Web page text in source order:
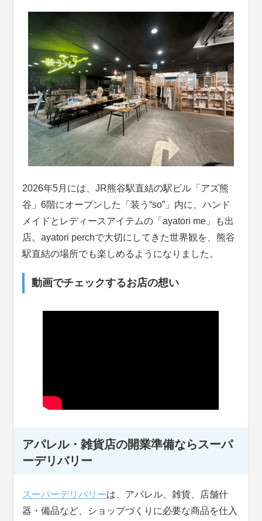
2026年5月には、JR熊谷駅直結の駅ビル「アズ熊
谷」6階にオープンした「装う“so”」内に、ハンド
メイドとレディースアイテムの「ayatori me」も出
店。ayatori perchで大切にしてきた世界観を、熊谷
駅直結の場所でも楽しめるようになりました。
動画でチェックするお店の想い
アパレル・雑貨店の開業準備ならスーパ
ーデリバリー
スーパーデリバリーは、アパレル、雑貨、店舗什
器・備品など、ショップづくりに必要な商品を仕入